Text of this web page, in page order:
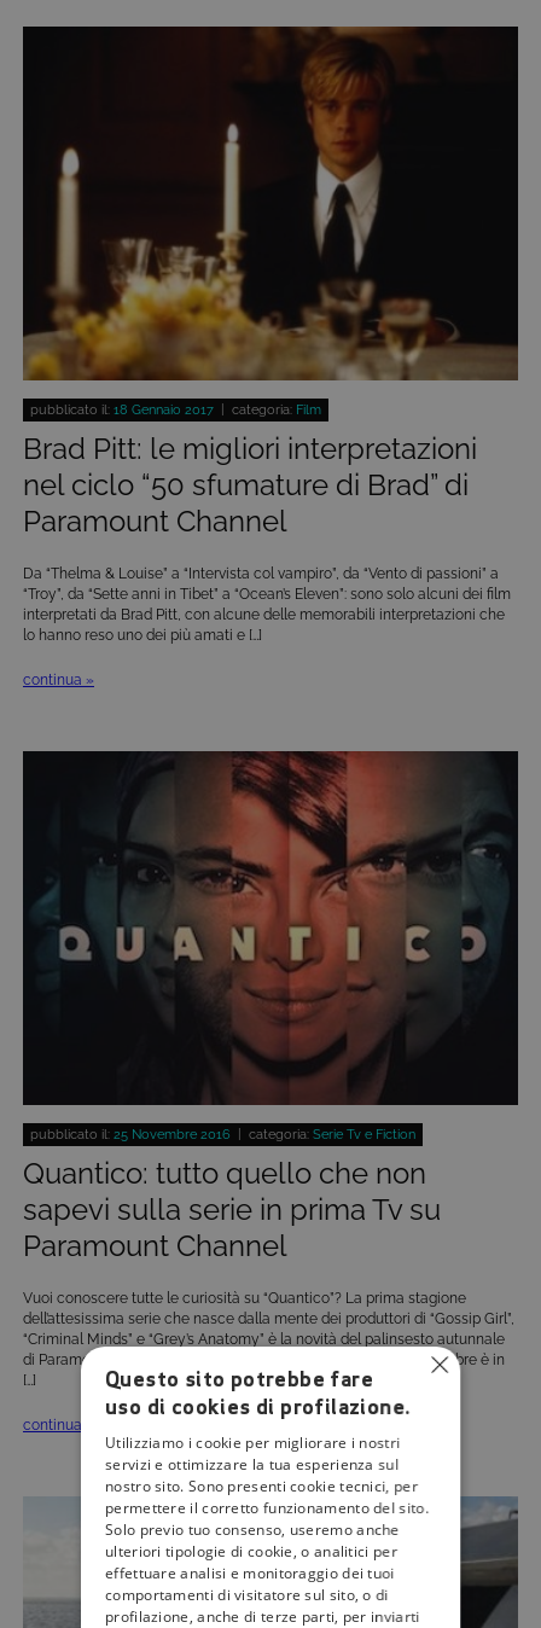
pubblicato il: 18 Gennaio 2017 | categoria: Film
Brad Pitt: le migliori interpretazioni
nel ciclo “50 sfumature di Brad” di
Paramount Channel
Da “Thelma & Louise” a “Intervista col vampiro”, da “Vento di passioni” a
“Troy”, da “Sette anni in Tibet” a “Ocean’s Eleven”: sono solo alcuni dei film
interpretati da Brad Pitt, con alcune delle memorabili interpretazioni che
lo hanno reso uno dei più amati e […]
continua »
pubblicato il: 25 Novembre 2016 | categoria: Serie Tv e Fiction
Quantico: tutto quello che non
sapevi sulla serie in prima Tv su
Paramount Channel
Vuoi conoscere tutte le curiosità su “Quantico”? La prima stagione
dell’attesissima serie che nasce dalla mente dei produttori di “Gossip Girl”,
“Criminal Minds” e “Grey’s Anatomy” è la novità del palinsesto autunnale
di Paramount Channel (canale 27 del digitale terrestre). Dal 4 ottobre è in
[…]
continua »
Questo sito potrebbe fare
uso di cookies di profilazione.
Utilizziamo i cookie per migliorare i nostri
servizi e ottimizzare la tua esperienza sul
nostro sito. Sono presenti cookie tecnici, per
permettere il corretto funzionamento del sito.
Solo previo tuo consenso, useremo anche
ulteriori tipologie di cookie, o analitici per
effettuare analisi e monitoraggio dei tuoi
comportamenti di visitatore sul sito, o di
profilazione, anche di terze parti, per inviarti